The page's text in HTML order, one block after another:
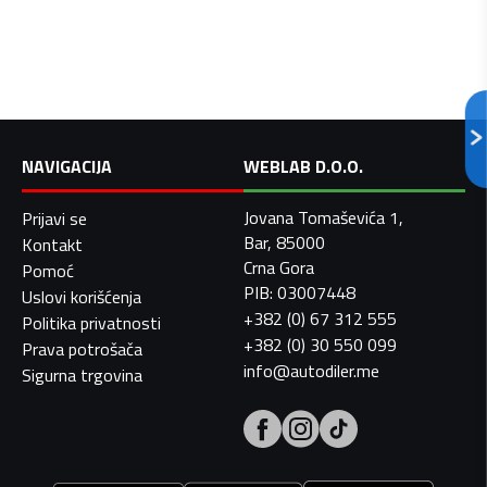
NAVIGACIJA
Prijavi se
Kontakt
Pomoć
Uslovi korišćenja
Politika privatnosti
Prava potrošača
Sigurna trgovina
WEBLAB D.O.O.
Jovana Tomaševića 1,
Bar, 85000
Crna Gora
PIB: 03007448
+382 (0) 67 312 555
+382 (0) 30 550 099
info@autodiler.me